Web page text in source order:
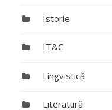
Istorie
IT&C
Lingvistică
Literatură